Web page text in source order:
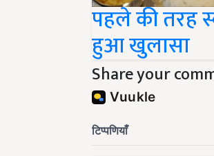
पहले की तरह
हुआ खुलासा
Share your